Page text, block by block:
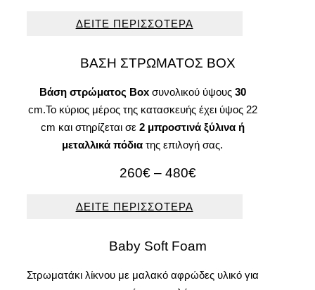
58€
ΔΕΙΤΕ ΠΕΡΙΣΣΟΤΕΡΑ
BΑΣΗ ΣΤΡΩΜΑΤΟΣ BOX
Βάση στρώματος Boxσυνολικού ύψους 30
cm.Το κύριος μέρος της κατασκευής έχει ύψος 22
cm και στηρίζεται σε 2 μπροστινά ξύλινα ή
μεταλλικά πόδια της επιλογή σας.
260€ – 480€Price
ΔΕΙΤΕ ΠΕΡΙΣΣΟΤΕΡΑ
Baby Soft Foam
Στρωματάκι λίκνου με μαλακό αφρώδες υλικό για